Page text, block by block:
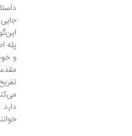
پله
و